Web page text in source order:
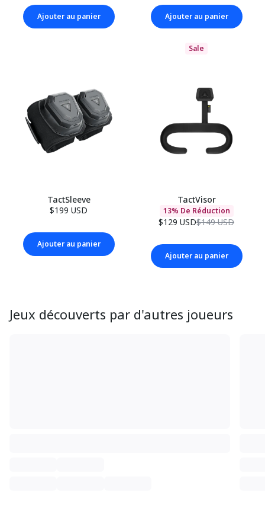
Ajouter au panier Ajouter au panier
TactSleeve
$199 USD
Ajouter au panier
Sale
TactVisor
13% De Réduction
$129 USD$149 USD
Ajouter au panier
Jeux découverts par d'autres joueurs